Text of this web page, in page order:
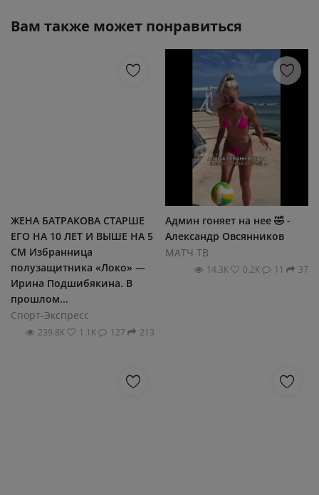
Вам также может понравиться
ЖЕНА БАТРАКОВА СТАРШЕ
ЕГО НА 10 ЛЕТ И ВЫШЕ НА 5
СМ Избранница
полузащитника «Локо» —
Ирина Подшибякина. В
прошлом...
Спорт-Экспресс
239.8К 1.1К 127 213
Админ гоняет на нее 🤣 -
Александр Овсянников
МАТЧ ТВ
14.3К 0.2К 11 37